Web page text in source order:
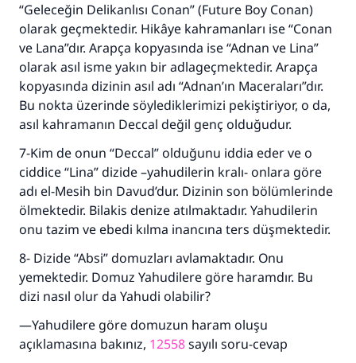
“Geleceğin Delikanlısı Conan” (Future Boy Conan)
olarak geçmektedir. Hikâye kahramanları ise “Conan
ve Lana”dır. Arapça kopyasında ise “Adnan ve Lina”
olarak asıl isme yakın bir adlageçmektedir. Arapça
kopyasında dizinin asıl adı “Adnan’ın Maceraları”dır.
Bu nokta üzerinde söylediklerimizi pekiştiriyor, o da,
asıl kahramanın Deccal değil genç olduğudur.
7-Kim de onun “Deccal” olduğunu iddia eder ve o
ciddice “Lina” dizide –yahudilerin kralı- onlara göre
adı el-Mesih bin Davud’dur. Dizinin son bölümlerinde
ölmektedir. Bilakis denize atılmaktadır. Yahudilerin
onu tazim ve ebedi kılma inancına ters düşmektedir.
8- Dizide “Absi” domuzları avlamaktadır. Onu
yemektedir. Domuz Yahudilere göre haramdır. Bu
dizi nasıl olur da Yahudi olabilir?
—Yahudilere göre domuzun haram oluşu
açıklamasına bakınız, 12558sayılı soru-cevap
Rasulullah ﷺ şöyle dedi:
Her kim bir hayra yol gösterirse , hayrı yapan
kişinin sevabı kadar ona sevap yazılır.
(MUSLIM 1893)
Şimdi katkı yapın!